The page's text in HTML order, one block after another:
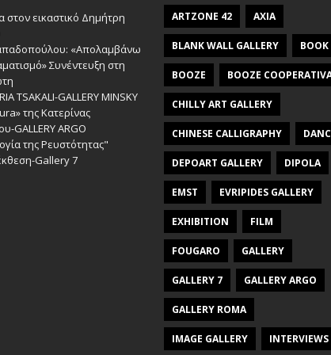
στον εικαστικό Δημήτρη
«Απολαμβάνω
Συνέντευξη στη
TSAKALI-GALLERY MINSKY
της Κατερίνας
GALLERY ARGO
της Ρευστότητας"
Gallery 7
ARTZONE 42 AXIA
BLANK WALL GALLERY BOOK
BOOZE BOOZE
CHILLY ART GALLERY
CHINESE CALLIGRAPHY
DEPOART GALLERY DIPOLA
EMST EVRIPIDES GALLERY
EXHIBITION FILM
FOUGARO GALLERY
GALLERY 7 GALLERY ARGO
GALLERY ROMA
IMAGE GALLERY INTERVIEWS